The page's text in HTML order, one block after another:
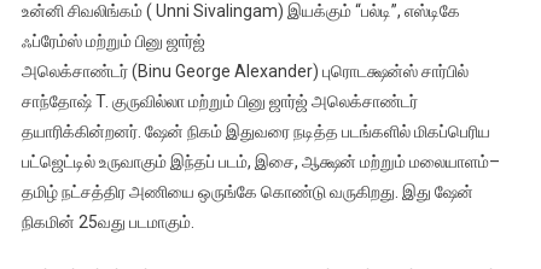
உன்னி சிவலிங்கம் ( Unni Sivalingam) இயக்கும் “பல்டி”, எஸ்டிகே
ஃப்ரேம்ஸ் மற்றும் பினு ஜார்ஜ்
அலெக்சாண்டர் (Binu George Alexander) புரொடக்ஷன்ஸ் சார்பில்
சாந்தோஷ் T. குருவில்லா மற்றும் பினு ஜார்ஜ் அலெக்சாண்டர்
தயாரிக்கின்றனர். ஷேன் நிகம் இதுவரை நடித்த படங்களில் மிகப்பெரிய
பட்ஜெட்டில் உருவாகும் இந்தப் படம், இசை, ஆக்ஷன் மற்றும் மலையாளம்–
தமிழ் நட்சத்திர அணியை ஒருங்கே கொண்டு வருகிறது. இது ஷேன்
நிகமின் 25வது படமாகும்.